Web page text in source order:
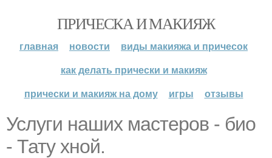
ПРИЧЕСКА И МАКИЯЖ
главная новости
виды макияжа и причесок
как делать прически и макияж
прически и макияж на дому
игры отзывы
Услуги наших мастеров - био
- Тату хной.